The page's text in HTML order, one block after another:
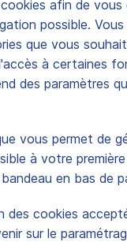
afin de vous
possible.
que vous
à certaines
des paramètres
vous permet de
à votre
en bas de
des cookies
sur le